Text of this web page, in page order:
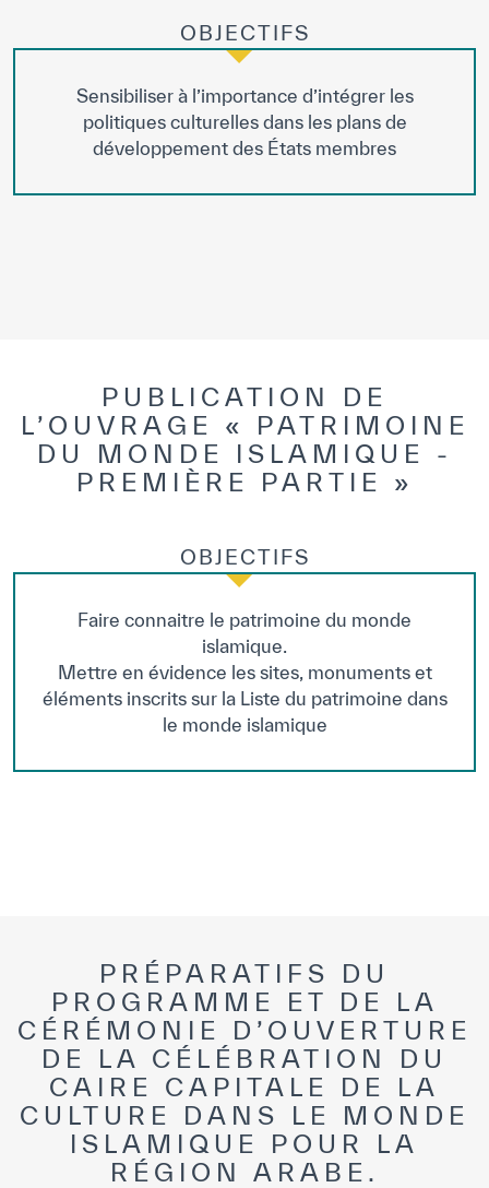
Contact
Bureaux de l’ICESCO
Pour les fournisseurs
Devenir partenaire
Soutien et dons
Copyright ICESCO. Tous droits réservés.
Conditions d’utilisation
Politique de confidentialité
Politique et procédure concernant l’IA
PPSSI
Droit d’auteur
Clause de non-responsabilité
OBJECTIFS
Sensibiliser à l’importance d’intégrer les
politiques culturelles dans les plans de
développement des États membres
PUBLICATION DE
L’OUVRAGE « PATRIMOINE
DU MONDE ISLAMIQUE -
PREMIÈRE PARTIE »
OBJECTIFS
Faire connaitre le patrimoine du monde
islamique.
Mettre en évidence les sites, monuments et
éléments inscrits sur la Liste du patrimoine dans
le monde islamique
PRÉPARATIFS DU
PROGRAMME ET DE LA
CÉRÉMONIE D’OUVERTURE
DE LA CÉLÉBRATION DU
CAIRE CAPITALE DE LA
CULTURE DANS LE MONDE
ISLAMIQUE POUR LA
RÉGION ARABE.